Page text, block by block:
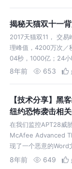
揭秘天猫双十一
2017天猫双11， 交
理峰值，4200万次／
04秒，1000亿；24
场焦点，均定格在
8年前 653
【技术分享】黑
纽约恐怖袭击相
在我们监控APT28威
McAfee Advanced
现了一个恶意的Word
们之前报道过的
8年前 649